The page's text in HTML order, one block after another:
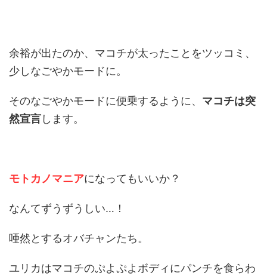
余裕が出たのか、マコチが太ったことをツッコミ、
少しなごやかモードに。
そのなごやかモードに便乗するように、 マコチは突
然宣言します。
モトカノマニアになってもいいか？
なんてずうずうしい…！
唖然とするオバチャンたち。
ユリカはマコチのぷよぷよボディにパンチを食らわ